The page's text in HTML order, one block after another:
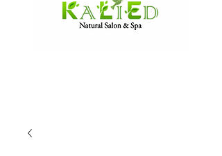
Salón y spa orgánico